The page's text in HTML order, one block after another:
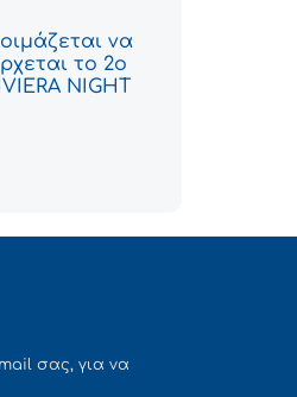
να
το 2ο
NIGHT
σας, για να